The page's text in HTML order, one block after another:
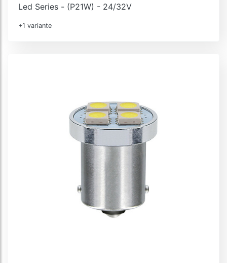
Led Series - (P21W) - 24/32V
+1 variante